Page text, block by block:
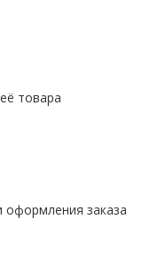
товара
оформления заказа